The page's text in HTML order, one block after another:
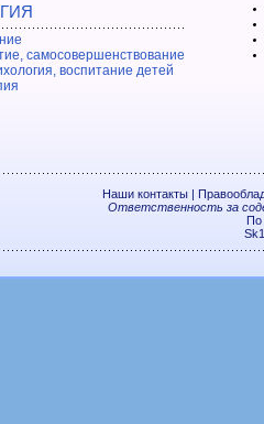
самосовершенствование
воспитание детей
Наши контакты|
Ответственность за
По